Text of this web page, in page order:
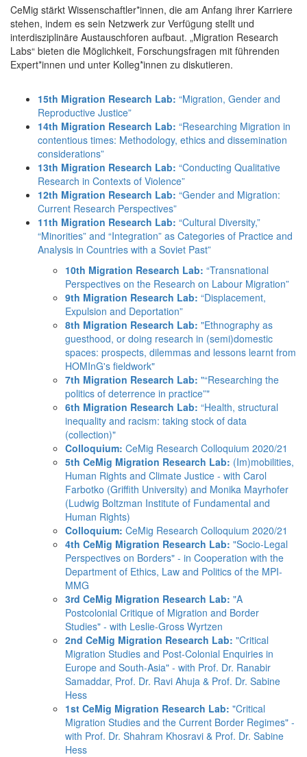
CeMig stärkt Wissenschaftler*innen, die am Anfang ihrer Karriere
stehen, indem es sein Netzwerk zur Verfügung stellt und
interdisziplinäre Austauschforen aufbaut. „Migration Research
Labs“ bieten die Möglichkeit, Forschungsfragen mit führenden
Expert*innen und unter Kolleg*innen zu diskutieren.
15th Migration Research Lab: “Migration, Gender and
Reproductive Justice”
14th Migration Research Lab: “Researching Migration in
contentious times: Methodology, ethics and dissemination
considerations”
13th Migration Research Lab: “Conducting Qualitative
Research in Contexts of Violence”
12th Migration Research Lab: “Gender and Migration:
Current Research Perspectives”
11th Migration Research Lab: “Cultural Diversity,”
“Minorities” and “Integration” as Categories of Practice and
Analysis in Countries with a Soviet Past”
10th Migration Research Lab: “Transnational
Perspectives on the Research on Labour Migration”
9th Migration Research Lab: “Displacement,
Expulsion and Deportation”
8th Migration Research Lab: "Ethnography as
guesthood, or doing research in (semi)domestic
spaces: prospects, dilemmas and lessons learnt from
HOMInG's fieldwork"
7th Migration Research Lab: "“Researching the
politics of deterrence in practice”"
6th Migration Research Lab: “Health, structural
inequality and racism: taking stock of data
(collection)"
Colloquium: CeMig Research Colloquium 2020/21
5th CeMig Migration Research Lab: (Im)mobilities,
Human Rights and Climate Justice - with Carol
Farbotko (Griffith University) and Monika Mayrhofer
(Ludwig Boltzman Institute of Fundamental and
Human Rights)
Colloquium: CeMig Research Colloquium 2020/21
4th CeMig Migration Research Lab: "Socio-Legal
Perspectives on Borders" - in Cooperation with the
Department of Ethics, Law and Politics of the MPI-
MMG
3rd CeMig Migration Research Lab: "A
Postcolonial Critique of Migration and Border
Studies" - with Leslie-Gross Wyrtzen
2nd CeMig Migration Research Lab: "Critical
Migration Studies and Post-Colonial Enquiries in
Europe and South-Asia" - with Prof. Dr. Ranabir
Samaddar, Prof. Dr. Ravi Ahuja & Prof. Dr. Sabine
Hess
1st CeMig Migration Research Lab: "Critical
Migration Studies and the Current Border Regimes" -
with Prof. Dr. Shahram Khosravi & Prof. Dr. Sabine
Hess